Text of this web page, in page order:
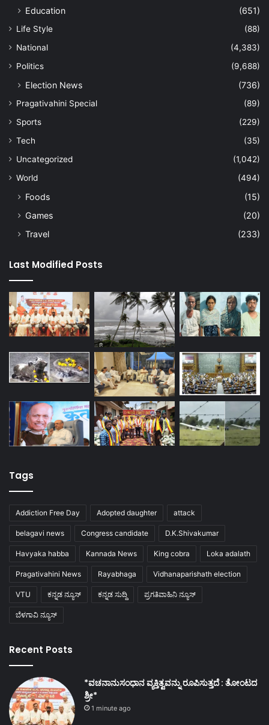
Education
(651)
Life Style
(88)
National
(4,383)
Politics
(9,688)
Election News (736)
Pragativahini Special
(89)
Sports
(229)
Tech
(35)
Uncategorized
(1,042)
World
(494)
Foods
(15)
Games
(20)
Travel
(233)
Last Modified Posts
Tags
Addiction Free Day Adopted daughter attack
belagavi news Congress candidate D.K.Shivakumar
Havyaka habba Kannada News King cobra Loka adalath
Pragativahini News Rayabhaga Vidhanaparishath election
VTU ಕನ್ನಡ ನ್ಯೂಸ್ ಕನ್ನಡ ಸುದ್ದಿ ಪ್ರಗತಿವಾಹಿನಿ ನ್ಯೂಸ್
ಬೆಳಗಾವಿ ನ್ಯೂಸ್
Recent Posts
*ವಚನಾನುಸಂಧಾನ ವ್ಯಕ್ತಿತ್ವವನ್ನು ರೂಪಿಸುತ್ತದೆ : ತೋಂಟದ
ಶ್ರೀ*
1 minute ago